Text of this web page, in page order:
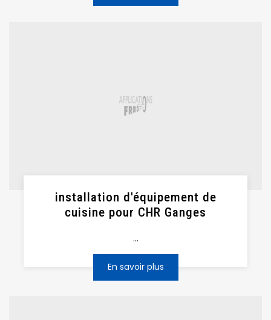
installation d'équipement de
cuisine pour CHR Ganges
...
En savoir plus